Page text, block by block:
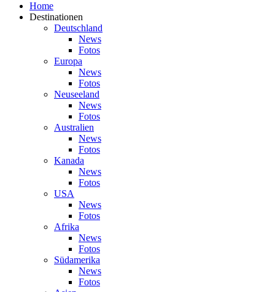
Home
Destinationen
Deutschland
News
Fotos
Europa
News
Fotos
Neuseeland
News
Fotos
Australien
News
Fotos
Kanada
News
Fotos
USA
News
Fotos
Afrika
News
Fotos
Südamerika
News
Fotos